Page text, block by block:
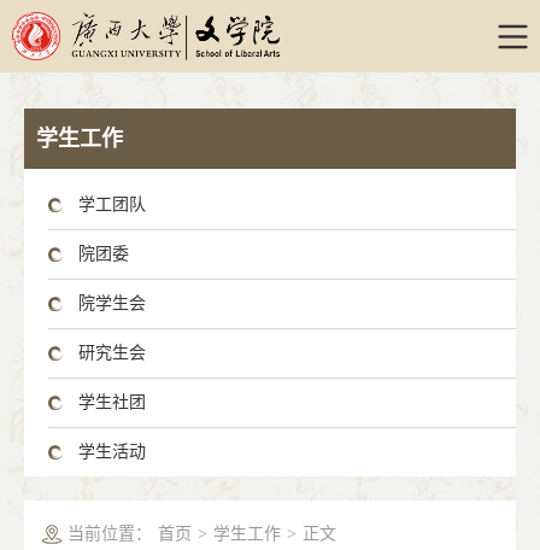
学生工作
学工团队
院团委
院学生会
研究生会
学生社团
学生活动
当前位置： 首页 > 学生工作 > 正文